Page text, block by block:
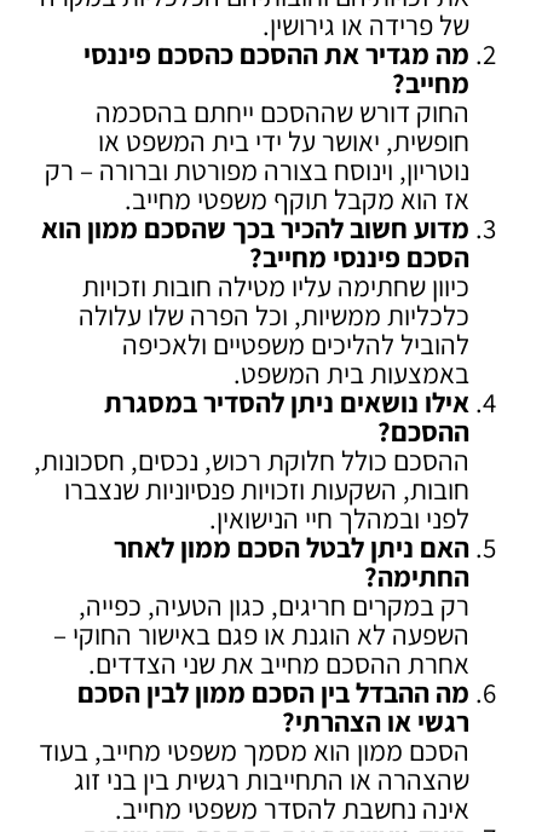
של פרידה או גירושין.
מה מגדיר את ההסכם כהסכם פיננסי
מחייב?
החוק דורש שההסכם ייחתם בהסכמה
חופשית, יאושר על ידי בית המשפט או
נוטריון, וינוסח בצורה מפורטת וברורה – רק
אז הוא מקבל תוקף משפטי מחייב.
מדוע חשוב להכיר בכך שהסכם ממון הוא
הסכם פיננסי מחייב?
כיוון שחתימה עליו מטילה חובות וזכויות
כלכליות ממשיות, וכל הפרה שלו עלולה
להוביל להליכים משפטיים ולאכיפה
באמצעות בית המשפט.
אילו נושאים ניתן להסדיר במסגרת
ההסכם?
ההסכם כולל חלוקת רכוש, נכסים, חסכונות,
חובות, השקעות וזכויות פנסיוניות שנצברו
לפני ובמהלך חיי הנישואין.
האם ניתן לבטל הסכם ממון לאחר
החתימה?
רק במקרים חריגים, כגון הטעיה, כפייה,
השפעה לא הוגנת או פגם באישור החוקי –
אחרת ההסכם מחייב את שני הצדדים.
מה ההבדל בין הסכם ממון לבין הסכם
רגשי או הצהרתי?
הסכם ממון הוא מסמך משפטי מחייב, בעוד
שהצהרה או התחייבות רגשית בין בני זוג
אינה נחשבת להסדר משפטי מחייב.